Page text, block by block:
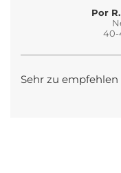
Por
40-
Sehr zu empfehlen